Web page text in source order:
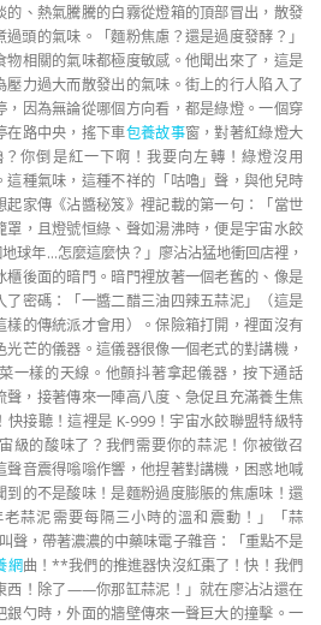
的、熱氣騰騰的白霧從燈箱的頂部冒出，散發
頭的氣味。「麵粉焦慮？還是過度發酵？」
相關的氣味都極度敏感。他聞出來了，這是
力過大而散發出的氣味。街上的行人陷入了
，因為無論從哪個方向看，都是綠燈。一個穿
在路中央，搖下車包養故事窗，對著紅綠燈大
你倒是紅一下啊！我要向左轉！綠燈沒用
這種氣味，這種不祥的「咕嚕」聲，與他兒時
家傳《沾醬秘笈》裡記載的第一句：「當世
罩，且燈號恒綠、聲如湯沸時，便是宇宙水餃
球年…怎麼這麼快？」廖沾沾猛地衝回店裡，
後面的暗門。暗門裡放著一個老舊的、像是
密碼：「一醬二醋三油四辣五蒜泥」（這是
的傳統派才會用）。保險箱打開，裡面沒有
芒的儀器。這儀器很像一個老式的對講機，
一樣的天線。他顫抖著拿起儀器，按下通話
，接著傳來一陣高八度、急促且充滿養生焦
快接聽！這裡是 K-999！宇宙水餃聯盟特級特
級的酸味了？我們需要你的蒜泥！你被徵召
聲音震得嗡嗡作響，他捏著對講機，困惑地喊
的不是酸味！是麵粉過度膨脹的焦慮味！還
蒜泥需要每隔三小時的溫和震動！」「蒜
聲，帶著濃濃的中藥味電子雜音：「重點不是
網曲！**我們的推進器快沒紅棗了！快！我們
西！除了——你那缸蒜泥！」就在廖沾沾還在
勺時，外面的牆壁傳來一聲巨大的撞擊。一